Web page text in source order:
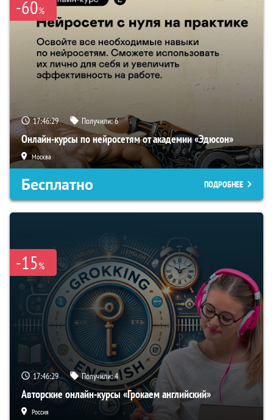
-60%
17:46:29 Получили:6
Онлайн-курсы по нейросетям от академии «Эдюсон»
Москва
Бесплатно ПОДРОБНЕЕ
-15%
17:46:29 Получили:4
Авторские онлайн-курсы «Грокаем английский»
Россия